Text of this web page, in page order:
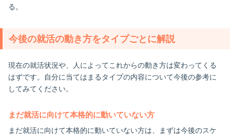
る。
今後の就活の動き方をタイプごとに解説
現在の就活状況や、人によってこれからの動き方は変わってくる
はずです。自分に当てはまるタイプの内容について今後の参考に
してみてください。
まだ就活に向けて本格的に動いていない方
まだ就活に向けて本格的に動いていない方は、まずは今後のスケ